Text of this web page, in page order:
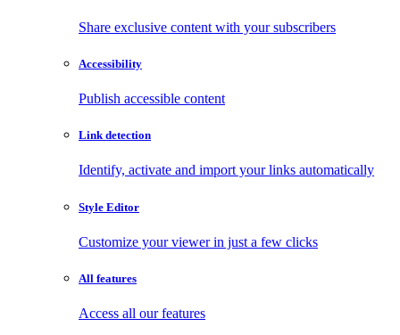
Share exclusive content with your subscribers
Accessibility
Publish accessible content
Link detection
Identify, activate and import your links automatically
Style Editor
Customize your viewer in just a few clicks
All features
Access all our features